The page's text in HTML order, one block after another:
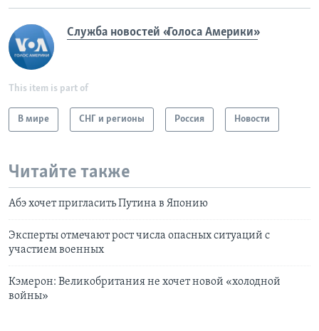
Служба новостей «Голоса Америки»
This item is part of
В мире СНГ и регионы Россия Новости
Читайте также
Абэ хочет пригласить Путина в Японию
Эксперты отмечают рост числа опасных ситуаций с
участием военных
Кэмерон: Великобритания не хочет новой «холодной
войны»